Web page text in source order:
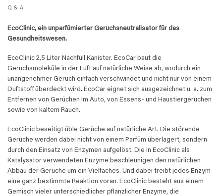
Q & A
EcoClinic, ein unparfümierter Geruchsneutralisator für das
Gesundheitswesen.
EcoClinic 2,5 Liter Nachfüll Kanister. EcoCar baut die
Geruchsmoleküle in der Luft auf natürliche Weise ab, wodurch ein
unangenehmer Geruch einfach verschwindet und nicht nur von einem
Duftstoff überdeckt wird. EcoCar eignet sich ausgezeichnet u. a. zum
Entfernen von Gerüchen im Auto, von Essens- und Haustiergerüchen
sowie von kaltem Rauch.
EcoClinic beseitigt üble Gerüche auf natürliche Art. Die störende
Gerüche werden dabei nicht von einem Parfüm überlagert, sondern
durch den Einsatz von Enzymen aufgelöst. Die in EcoClinic als
Katalysator verwendeten Enzyme beschleunigen den natürlichen
Abbau der Gerüche um ein Vielfaches. Und dabei treibt jedes Enzym
eine ganz bestimmte Reaktion voran. EcoClinic besteht aus einem
Gemisch vieler unterschiedlicher pflanzlicher Enzyme, die